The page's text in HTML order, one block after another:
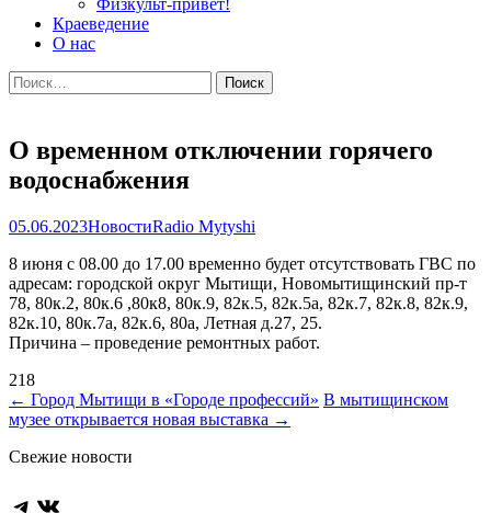
Краеведение
О нас
Найти:
О временном отключении горячего
водоснабжения
05.06.2023НовостиRadio Mytyshi
8 июня с 08.00 до 17.00 временно будет отсутствовать ГВС по
адресам: городской округ Мытищи, Новомытищинский пр-т
78, 80к.2, 80к.6 ,80к8, 80к.9, 82к.5, 82к.5а, 82к.7, 82к.8, 82к.9,
82к.10, 80к.7а, 82к.6, 80а, Летная д.27, 25.
Причина – проведение ремонтных работ.
218
Навигация
по
записям
← Город Мытищи в «Городе профессий» В мытищинском
музее открывается новая выставка →
Свежие новости
Telegram
ВКонтакте